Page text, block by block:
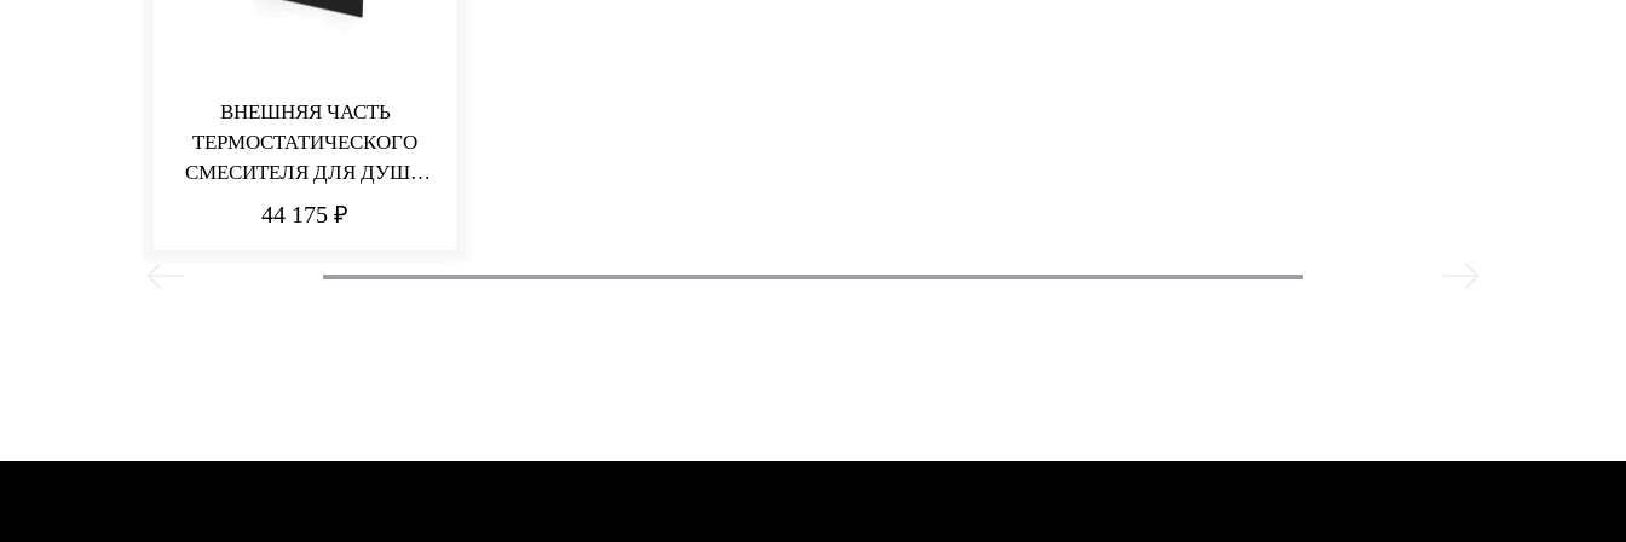
ВНЕШНЯЯ ЧАСТЬ
ТЕРМОСТАТИЧЕСКОГО
СМЕСИТЕЛЯ ДЛЯ ДУША
НА 1 ПОТРЕБИТЕЛЯ HEDO
44 175 ₽